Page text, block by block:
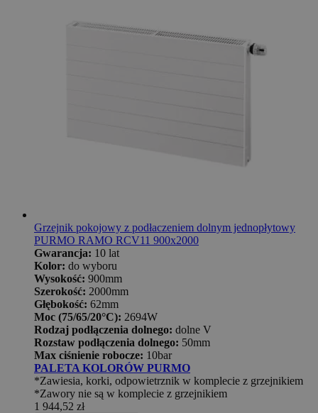
Grzejnik pokojowy z podłaczeniem dolnym jednopłytowy
PURMO RAMO RCV11 900x2000
Gwarancja: 10 lat
Kolor: do wyboru
Wysokość: 900mm
Szerokość: 2000mm
Głębokość: 62mm
Moc (75/65/20°C): 2694W
Rodzaj podłączenia dolnego: dolne V
Rozstaw podłączenia dolnego: 50mm
Max ciśnienie robocze: 10bar
PALETA KOLORÓW PURMO
*Zawiesia, korki, odpowietrznik w komplecie z grzejnikiem
*Zawory nie są w komplecie z grzejnikiem
1 944,52 zł